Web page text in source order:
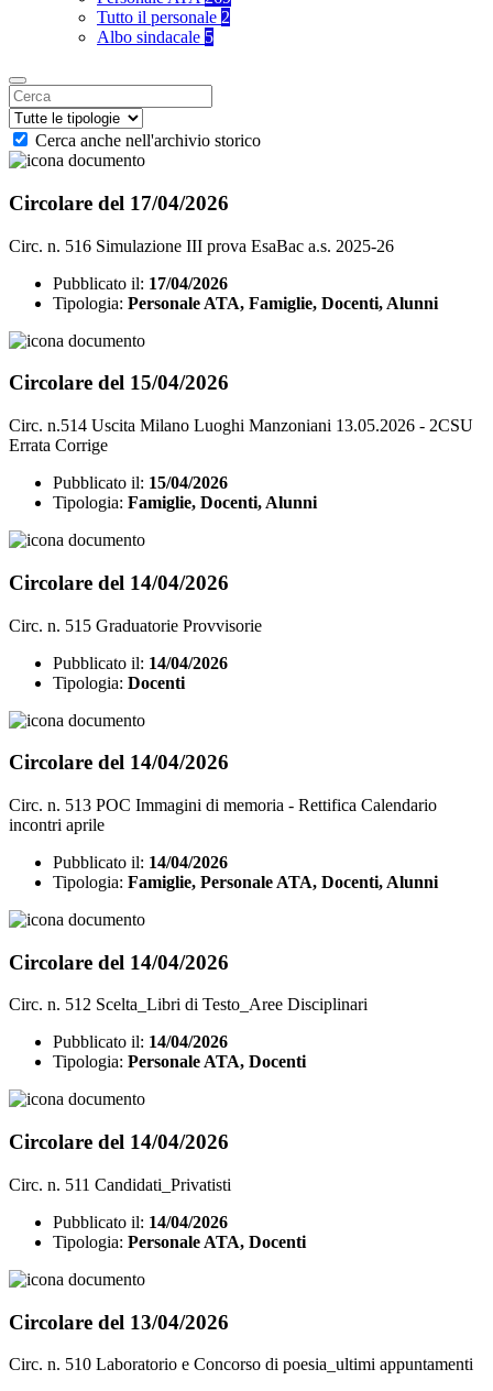
Tutto il personale 2
Albo sindacale 5
Cerca anche nell'archivio storico
Circolare del 17/04/2026
Circ. n. 516 Simulazione III prova EsaBac a.s. 2025-26
Pubblicato il: 17/04/2026
Tipologia: Personale ATA, Famiglie, Docenti, Alunni
Circolare del 15/04/2026
Circ. n.514 Uscita Milano Luoghi Manzoniani 13.05.2026 - 2CSU
Errata Corrige
Pubblicato il: 15/04/2026
Tipologia: Famiglie, Docenti, Alunni
Circolare del 14/04/2026
Circ. n. 515 Graduatorie Provvisorie
Pubblicato il: 14/04/2026
Tipologia: Docenti
Circolare del 14/04/2026
Circ. n. 513 POC Immagini di memoria - Rettifica Calendario
incontri aprile
Pubblicato il: 14/04/2026
Tipologia: Famiglie, Personale ATA, Docenti, Alunni
Circolare del 14/04/2026
Circ. n. 512 Scelta_Libri di Testo_Aree Disciplinari
Pubblicato il: 14/04/2026
Tipologia: Personale ATA, Docenti
Circolare del 14/04/2026
Circ. n. 511 Candidati_Privatisti
Pubblicato il: 14/04/2026
Tipologia: Personale ATA, Docenti
Circolare del 13/04/2026
Circ. n. 510 Laboratorio e Concorso di poesia_ultimi appuntamenti